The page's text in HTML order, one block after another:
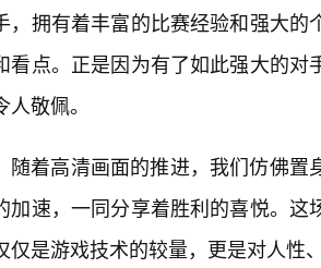
，拥有着丰富的比赛经验和强大
看点。正是因为有了如此强大的
人敬佩。
随着高清画面的推进，我们仿佛
加速，一同分享着胜利的喜悦。
仅是游戏技术的较量，更是对人性